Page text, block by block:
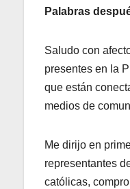
Palabras
Saludo con
presentes en la
que están
medios de
Me dirijo en
representantes
católicas,